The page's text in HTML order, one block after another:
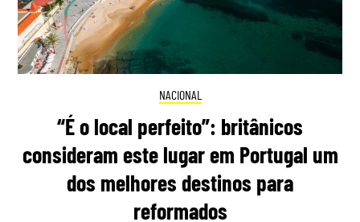
NACIONAL
“É o local perfeito”: britânicos
consideram este lugar em Portugal um
dos melhores destinos para
reformados